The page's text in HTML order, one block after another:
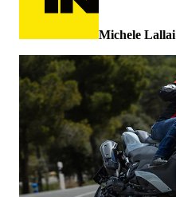
Michele Lallai